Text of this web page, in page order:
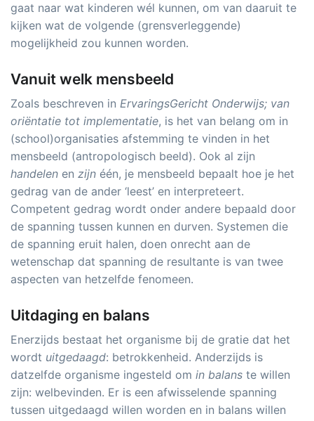
gaat naar wat kinderen wél kunnen, om van daaruit te
kijken wat de volgende (grensverleggende)
mogelijkheid zou kunnen worden.
Vanuit welk mensbeeld
Zoals beschreven in ErvaringsGericht Onderwijs; van
oriëntatie tot implementatie, is het van belang om in
(school)organisaties afstemming te vinden in het
mensbeeld (antropologisch beeld). Ook al zijn
handelen en zijn één, je mensbeeld bepaalt hoe je het
gedrag van de ander ‘leest’ en interpreteert.
Competent gedrag wordt onder andere bepaald door
de spanning tussen kunnen en durven. Systemen die
de spanning eruit halen, doen onrecht aan de
wetenschap dat spanning de resultante is van twee
aspecten van hetzelfde fenomeen.
Uitdaging en balans
Enerzijds bestaat het organisme bij de gratie dat het
wordt uitgedaagd: betrokkenheid. Anderzijds is
datzelfde organisme ingesteld om in balans te willen
zijn: welbevinden. Er is een afwisselende spanning
tussen uitgedaagd willen worden en in balans willen